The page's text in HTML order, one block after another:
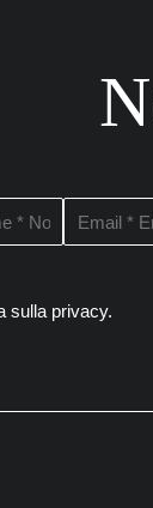
sulla privacy.